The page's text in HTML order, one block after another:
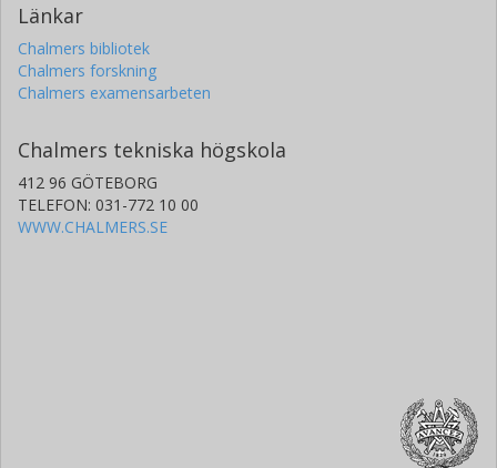
Länkar
Chalmers bibliotek
Chalmers forskning
Chalmers examensarbeten
Chalmers tekniska högskola
412 96 GÖTEBORG
TELEFON: 031-772 10 00
WWW.CHALMERS.SE